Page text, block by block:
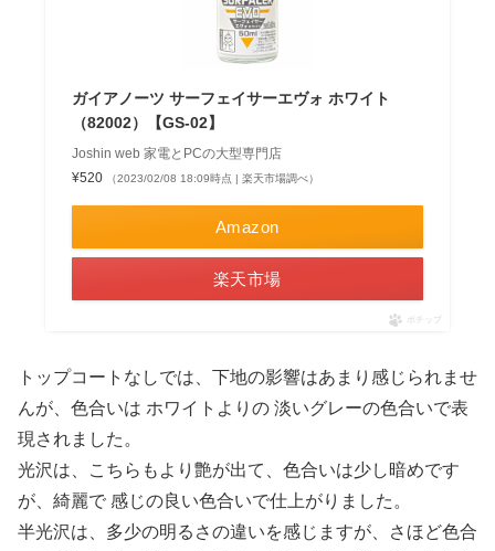
ガイアノーツ サーフェイサーエヴォ ホワイト
（82002）【GS-02】
Joshin web 家電とPCの大型専門店
¥520
（2023/02/08 18:09時点 | 楽天市場調べ）
Amazon
楽天市場
ポチップ
トップコートなしでは、下地の影響はあまり感じられませ
んが、色合いは ホワイトよりの 淡いグレーの色合いで表
現されました。
光沢は、こちらもより艶が出て、色合いは少し暗めです
が、綺麗で 感じの良い色合いで仕上がりました。
半光沢は、多少の明るさの違いを感じますが、さほど色合